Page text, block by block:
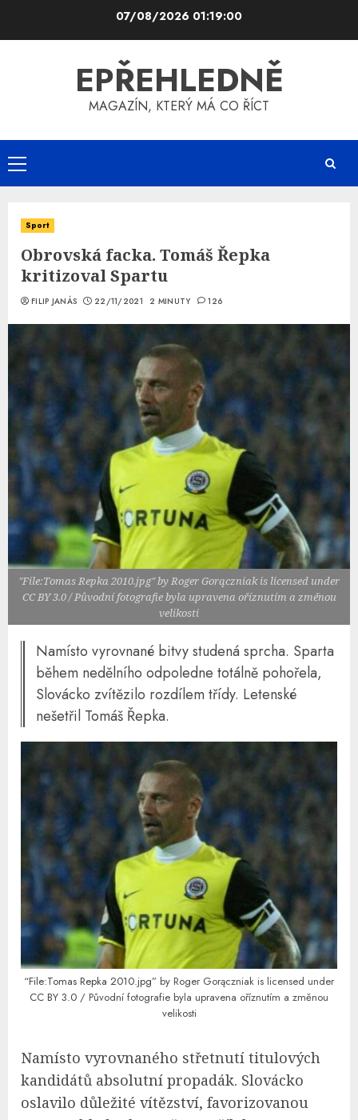
07/08/2026 01:19:00
EPŘEHLEDNĚ
MAGAZÍN, KTERÝ MÁ CO ŘÍCT
Primary
Menu
Sport
Obrovská facka. Tomáš Řepka
kritizoval Spartu
FILIP JANÁS 22/11/2021 2 MINUTY 126
"File:Tomas Repka 2010.jpg" by Roger Gorączniak is licensed under
CC BY 3.0 / Původní fotografie byla upravena oříznutím a změnou
velikosti
Namísto vyrovnané bitvy studená sprcha. Sparta
během nedělního odpoledne totálně pohořela,
Slovácko zvítězilo rozdílem třídy. Letenské
nešetřil Tomáš Řepka.
“File:Tomas Repka 2010.jpg” by Roger Gorączniak is licensed under
CC BY 3.0 / Původní fotografie byla upravena oříznutím a změnou
velikosti
Namísto vyrovnaného střetnutí titulových
kandidátů absolutní propadák. Slovácko
oslavilo důležité vítězství, favorizovanou